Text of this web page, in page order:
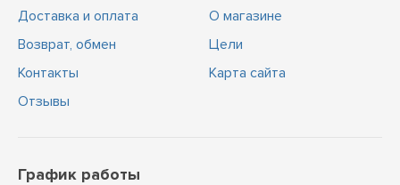
Доставка и оплата
Возврат, обмен
Контакты
Отзывы
О магазине
Цели
Карта сайта
График работы